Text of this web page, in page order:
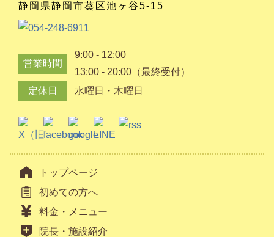
静岡県静岡市葵区池ヶ谷5-15
営業時間
9:00 - 12:00
13:00 - 20:00（最終受付）
定休日
水曜日・木曜日
トップページ
初めての方へ
料金・メニュー
院長・施設紹介